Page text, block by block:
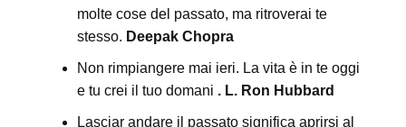
molte cose del passato, ma ritroverai te
stesso. Deepak Chopra
Non rimpiangere mai ieri. La vita è in te oggi
e tu crei il tuo domani . L. Ron Hubbard
Lasciar andare il passato significa aprirsi al